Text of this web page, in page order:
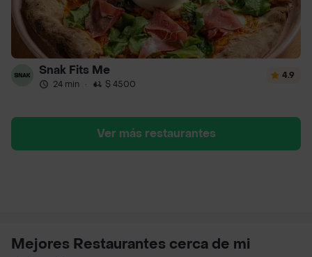
Snak Fits Me
24 min · $ 4500
4.9
Ver más restaurantes
Mejores Restaurantes cerca de mi